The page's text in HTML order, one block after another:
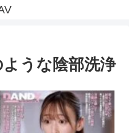
うな陰部洗浄